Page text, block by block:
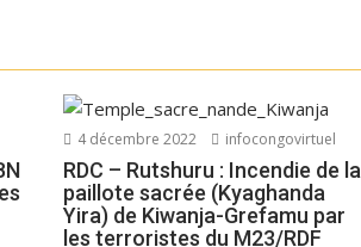
4 décembre 2022 infocongovirtuel
RDC – Rutshuru : Incendie de la
paillote sacrée (Kyaghanda
Yira) de Kiwanja-Grefamu par
les terroristes du M23/RDF